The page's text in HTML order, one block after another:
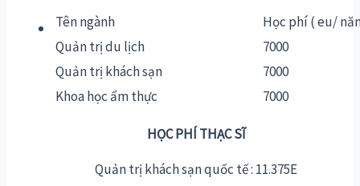
Tên ngành
Học phí ( eu/
Quản trị du lịch
7000
Quản trị khách sạn
7000
Khoa học ẩm thực
7000
HỌC PHÍ THẠC SĨ
Quản trị khách sạn quốc tế : 11.375E